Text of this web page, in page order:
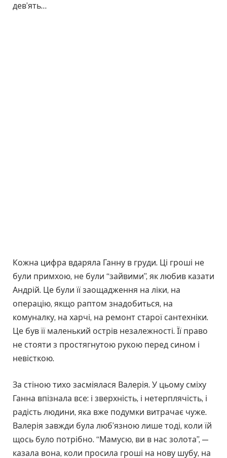
дев’ять…
Кожна цифра вдаряла Ганну в груди. Ці гроші не
були примхою, не були “зайвими”, як любив казати
Андрій. Це були її заощадження на ліки, на
операцію, якщо раптом знадобиться, на
комуналку, на харчі, на ремонт старої сантехніки.
Це був її маленький острів незалежності. Її право
не стояти з простягнутою рукою перед сином і
невісткою.
За стіною тихо засміялася Валерія. У цьому сміху
Ганна впізнала все: і зверхність, і нетерплячість, і
радість людини, яка вже подумки витрачає чуже.
Валерія завжди була люб’язною лише тоді, коли їй
щось було потрібно. “Мамусю, ви в нас золота”, —
казала вона, коли просила гроші на нову шубу, на